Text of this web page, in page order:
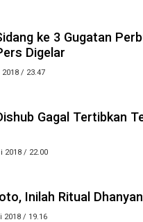
ke 3 Gugatan
Digelar
/ 23.47
Gagal Tertibkan
2018 / 22.00
Inilah Ritual
2018 / 19.16